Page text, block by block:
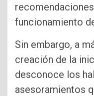
funcionamiento
Sin embargo, a
creación de la
desconoce los
asesoramientos